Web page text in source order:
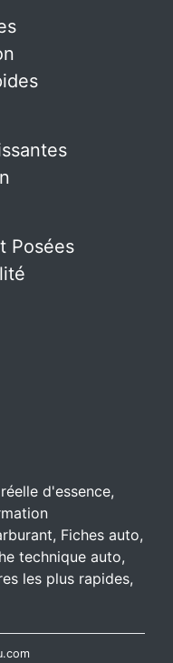
Posées
d'essence,
Fiches auto,
technique auto,
les plus rapides,